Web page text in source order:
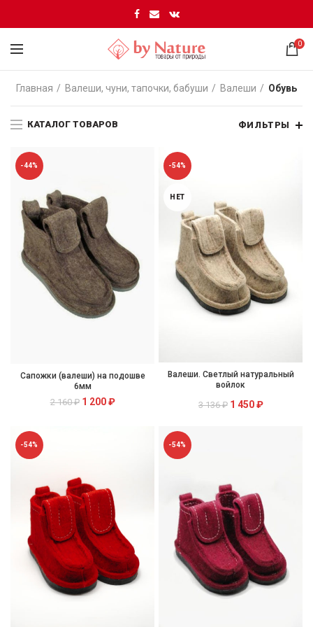
0
Главная Валеши, чуни, тапочки, бабуши Валеши Обувь
КАТАЛОГ ТОВАРОВ ФИЛЬТРЫ
-44%
Сапожки (валеши) на подошве
6мм
2 160₽ 1 200₽
-54%
НЕТ
Валеши. Светлый натуральный
войлок
3 136₽ 1 450₽
-54% -54%